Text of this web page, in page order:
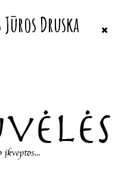
Jūros Druska